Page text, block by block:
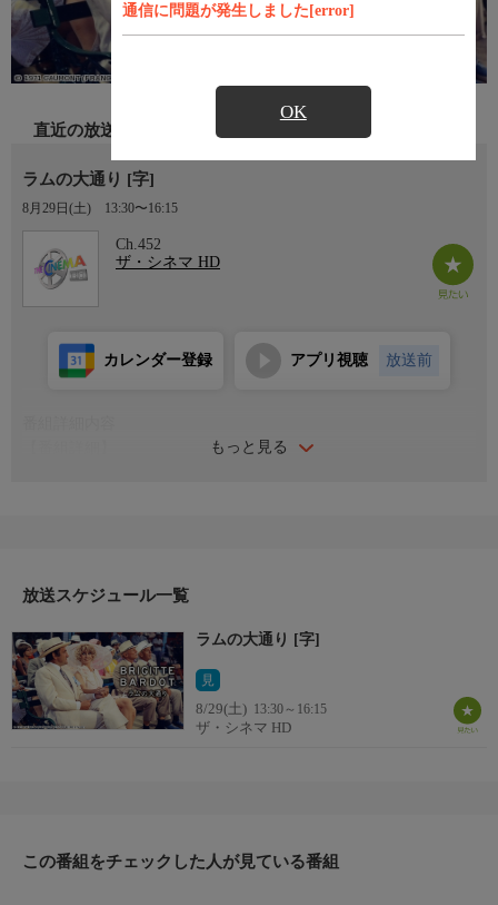
通信に問題が発生しました[error]
OK
直近の放送
ラムの大通り [字]
8月29日(土) 13:30〜16:15
Ch.452
ザ・シネマ HD
もっと見る
カレンダー登録 アプリ視聴 放送前
【出演】ブリジット・バルドー、リノ・ヴァンチュラ、ギイ・マ
放送スケジュール一覧
ラムの大通り [字]
見
8/29(土) 13:30～16:15
ザ・シネマ HD
この番組をチェックした人が見ている番組